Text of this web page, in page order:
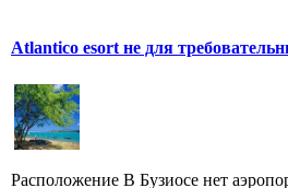
Atlantico esort не для
Расположение В Бузиосе нет